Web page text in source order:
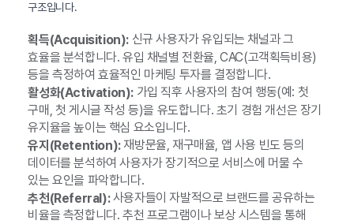
구조입니다.
획득(Acquisition):신규 사용자가 유입되는 채널과 그
효율을 분석합니다. 유입 채널별 전환율, CAC(고객획득비용)
등을 측정하여 효율적인 마케팅 투자를 결정합니다.
활성화(Activation):가입 직후 사용자의 참여 행동(예: 첫
구매, 첫 게시글 작성 등)을 유도합니다. 초기 경험 개선은 장기
유지율을 높이는 핵심 요소입니다.
유지(Retention):재방문율, 재구매율, 앱 사용 빈도 등의
데이터를 분석하여 사용자가 장기적으로 서비스에 머물 수
있는 요인을 파악합니다.
추천(Referral):사용자들이 자발적으로 브랜드를 공유하는
비율을 측정합니다. 추천 프로그램이나 보상 시스템을 통해